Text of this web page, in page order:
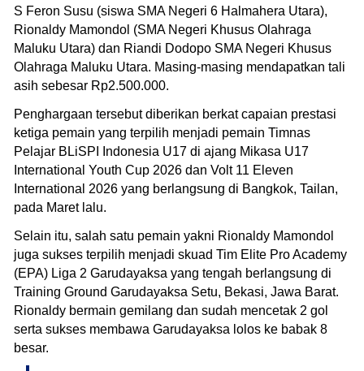
S Feron Susu (siswa SMA Negeri 6 Halmahera Utara),
Rionaldy Mamondol (SMA Negeri Khusus Olahraga
Maluku Utara) dan Riandi Dodopo SMA Negeri Khusus
Olahraga Maluku Utara. Masing-masing mendapatkan tali
asih sebesar Rp2.500.000.
Penghargaan tersebut diberikan berkat capaian prestasi
ketiga pemain yang terpilih menjadi pemain Timnas
Pelajar BLiSPI Indonesia U17 di ajang Mikasa U17
International Youth Cup 2026 dan Volt 11 Eleven
International 2026 yang berlangsung di Bangkok, Tailan,
pada Maret lalu.
Selain itu, salah satu pemain yakni Rionaldy Mamondol
juga sukses terpilih menjadi skuad Tim Elite Pro Academy
(EPA) Liga 2 Garudayaksa yang tengah berlangsung di
Training Ground Garudayaksa Setu, Bekasi, Jawa Barat.
Rionaldy bermain gemilang dan sudah mencetak 2 gol
serta sukses membawa Garudayaksa lolos ke babak 8
besar.